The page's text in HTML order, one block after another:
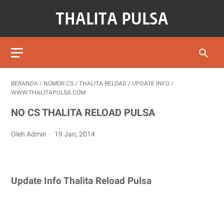
BERANDA / NOMOR CS / THALITA RELOAD / UPDATE INFO /
WWW.THALITAPULSA.COM
NO CS THALITA RELOAD PULSA
Oleh Admin 19 Jan, 2014
Update Info Thalita Reload Pulsa